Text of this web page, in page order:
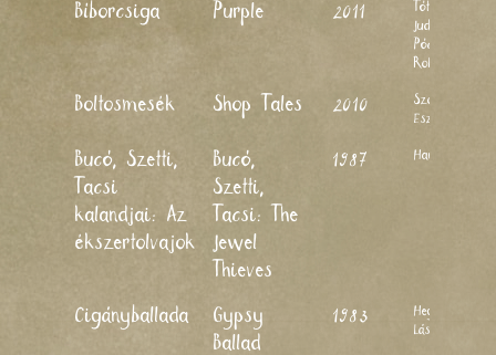
Bíborcsiga Purple 2011
Tóth-Pócs
Judit, Tóth-
Pócs
Roland
Boltosmesék Shop Tales 2010
Szoboszlay
Eszter
Bucó, Szetti,
Tacsi
kalandjai: Az
ékszertolvajok
Bucó,
Szetti,
Tacsi: The
Jewel
Thieves
1987 Haui József
Cigányballada
Gypsy
Ballad
1983
Hegedűs
László